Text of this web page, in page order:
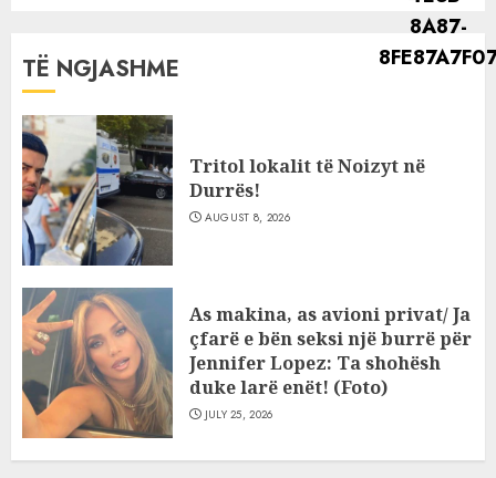
TË NGJASHME
Tritol lokalit të Noizyt në
Durrës!
AUGUST 8, 2026
As makina, as avioni privat/ Ja
çfarë e bën seksi një burrë për
Jennifer Lopez: Ta shohësh
duke larë enët! (Foto)
JULY 25, 2026